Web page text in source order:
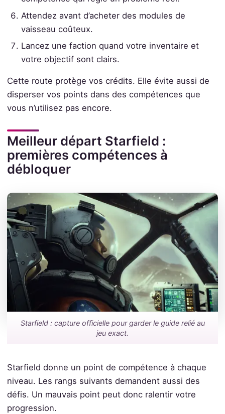
Attendez avant d’acheter des modules de
vaisseau coûteux.
Lancez une faction quand votre inventaire et
votre objectif sont clairs.
Cette route protège vos crédits. Elle évite aussi de
disperser vos points dans des compétences que
vous n’utilisez pas encore.
Meilleur départ Starfield :
premières compétences à
débloquer
Starfield : capture officielle pour garder le guide relié au
jeu exact.
Starfield donne un point de compétence à chaque
niveau. Les rangs suivants demandent aussi des
défis. Un mauvais point peut donc ralentir votre
progression.